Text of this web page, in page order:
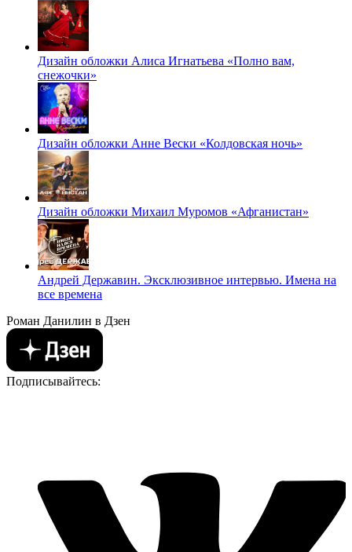
Дизайн обложки Алиса Игнатьева «Полно вам,
снежочки»
Дизайн обложки Анне Вески «Колдовская ночь»
Дизайн обложки Михаил Муромов «Афганистан»
Андрей Державин. Эксклюзивное интервью. Имена на
все времена
Роман Данилин в Дзен
Подписывайтесь: